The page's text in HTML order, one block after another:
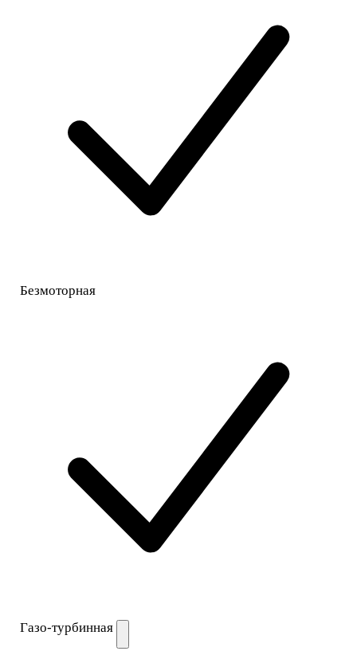
Безмоторная
Газо-турбинная